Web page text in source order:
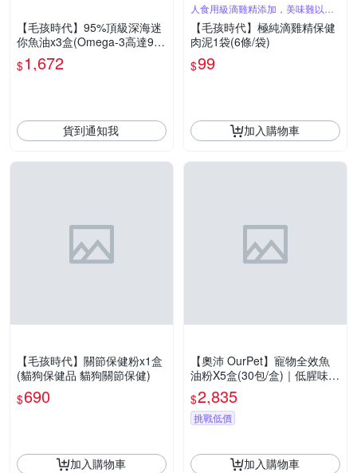
【毛孩時代】95%頂級深海迷
你魚油x3盒(Omega-3高達9
5%、24項國際專利、專利SP
D去腥味技術)
$1,672
貨到通知我
人食用級滴雞精添加，美味難以抗
拒
【毛孩時代】極純滴雞精保健
肉泥1袋(6條/袋)
$99
加入購物車
【毛孩時代】關節保健粉x1盒
(貓狗保健品 貓狗關節保健)
$690
加入購物車
【奧沛 OurPet】寵物全效魚
油粉X5盒(30包/盒)｜低腥味｜
高適口性｜Omega-3｜DHA｜
EPA｜貓咪魚油｜狗狗魚油
$2,835
挑戰低價
加入購物車